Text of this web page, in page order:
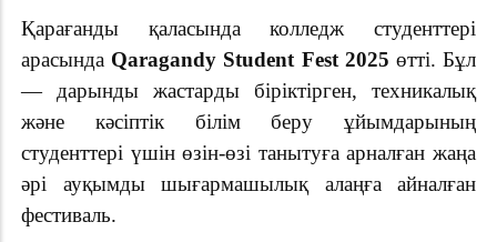
Қарағанды қаласында колледж студенттері
арасында Qaragandy Student Fest 2025 өтті. Бұл
— дарынды жастарды біріктірген, техникалық
және кәсіптік білім беру ұйымдарының
студенттері үшін өзін-өзі танытуға арналған жаңа
әрі ауқымды шығармашылық алаңға айналған
фестиваль.